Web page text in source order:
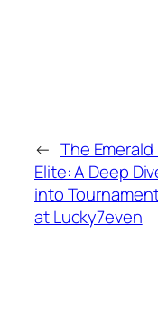
← The Emerald
Elite: A Deep
into
at Lucky7even